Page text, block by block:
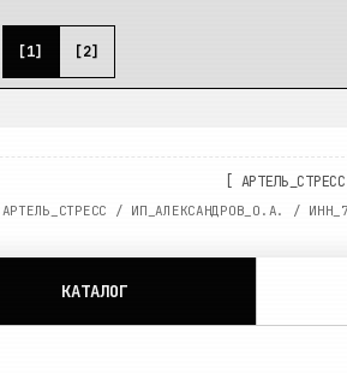
[1] [2]
АРТЕЛЬ_СТРЕСС
АРТЕЛЬ_СТРЕСС / ИП_АЛЕКСАНДРОВ_О.А. / ИНН_
КАТАЛОГ